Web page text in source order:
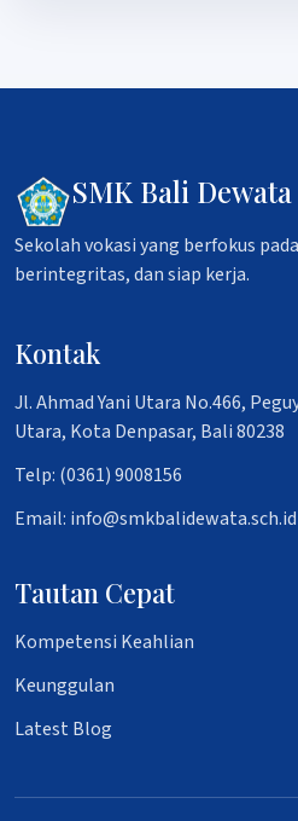
SMK Bali Dewata
Sekolah vokasi yang berfokus
berintegritas, dan siap kerja.
Kontak
Jl. Ahmad Yani Utara No.466,
Utara, Kota Denpasar, Bali 80238
Telp: (0361) 9008156
Email: info@smkbalidewata.sch.id
Tautan Cepat
Kompetensi Keahlian
Keunggulan
Latest Blog